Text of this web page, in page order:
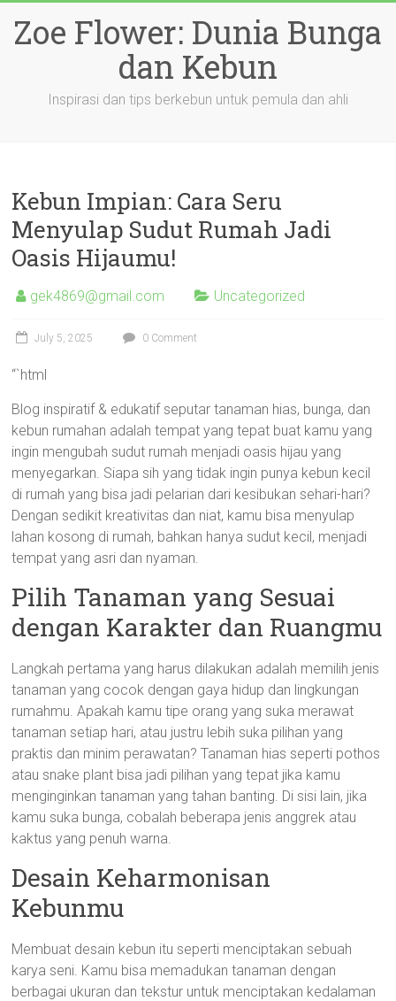
content
Zoe Flower: Dunia Bunga
dan Kebun
Inspirasi dan tips berkebun untuk pemula dan ahli
Kebun Impian: Cara Seru
Menyulap Sudut Rumah Jadi
Oasis Hijaumu!
gek4869@gmail.com Uncategorized
July 5, 2025 0 Comment
“`html
Blog inspiratif & edukatif seputar tanaman hias, bunga, dan
kebun rumahan adalah tempat yang tepat buat kamu yang
ingin mengubah sudut rumah menjadi oasis hijau yang
menyegarkan. Siapa sih yang tidak ingin punya kebun kecil
di rumah yang bisa jadi pelarian dari kesibukan sehari-hari?
Dengan sedikit kreativitas dan niat, kamu bisa menyulap
lahan kosong di rumah, bahkan hanya sudut kecil, menjadi
tempat yang asri dan nyaman.
Pilih Tanaman yang Sesuai
dengan Karakter dan Ruangmu
Langkah pertama yang harus dilakukan adalah memilih jenis
tanaman yang cocok dengan gaya hidup dan lingkungan
rumahmu. Apakah kamu tipe orang yang suka merawat
tanaman setiap hari, atau justru lebih suka pilihan yang
praktis dan minim perawatan? Tanaman hias seperti pothos
atau snake plant bisa jadi pilihan yang tepat jika kamu
menginginkan tanaman yang tahan banting. Di sisi lain, jika
kamu suka bunga, cobalah beberapa jenis anggrek atau
kaktus yang penuh warna.
Desain Keharmonisan
Kebunmu
Membuat desain kebun itu seperti menciptakan sebuah
karya seni. Kamu bisa memadukan tanaman dengan
berbagai ukuran dan tekstur untuk menciptakan kedalaman